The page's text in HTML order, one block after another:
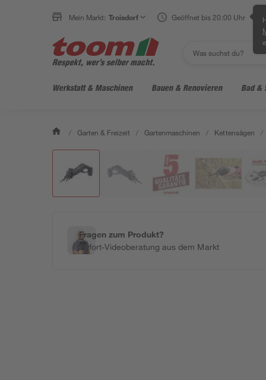
Mein Markt: Troisdorf Geöffnet bis 20:00 Uhr
Werkstatt & Maschinen Bauen & Renovieren Bad &
/ Garten & Freizeit / Gartenmaschinen / Kettensägen /
Fragen zum Produkt?
Sofort-Videoberatung aus dem Markt